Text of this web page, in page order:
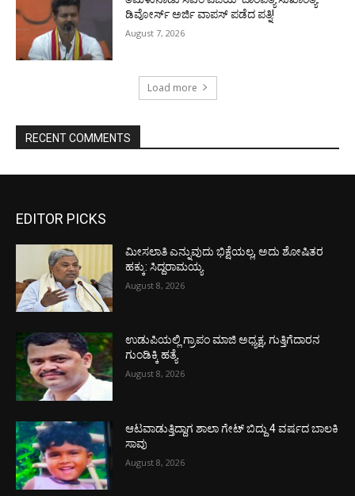
ಡಿವೋರ್ಸ್‌ ಅರ್ಜಿ ವಾಪಸ್‌ ಪಡೆದ ಪತ್ನಿ!
August 7, 2026
Load more
RECENT COMMENTS
EDITOR PICKS
ಮೀಸಲಾತಿ ಎನ್ನುವುದು ಭಿಕ್ಷೆಯಲ್ಲ, ಅದು ಶೋಷಿತರ
ಹಕ್ಕು: ಸಿದ್ದರಾಮಯ್ಯ
August 8, 2026
ಉಡುಪಿಯಲ್ಲಿ ಗ್ರಾಪಂ ಮಾಜಿ ಅಧ್ಯಕ್ಷ, ಗುತ್ತಿಗೆದಾರನ
ಗುಂಡಿಕ್ಕಿ ಹತ್ಯೆ
August 8, 2026
ಆಟವಾಡುತ್ತಿದ್ದಾಗ ಶಾಲಾ ಗೇಟ್‌ ಬಿದ್ದು 4 ವರ್ಷದ ಬಾಲಕಿ
ಸಾವು
August 8, 2026